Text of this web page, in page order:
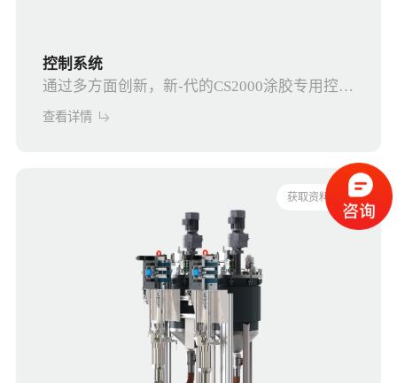
控制系统
通过多方面创新，新-代的CS2000涂胶专用控制
系统具备更高的性价比，可提高客户生产效
查看详情
获取资料